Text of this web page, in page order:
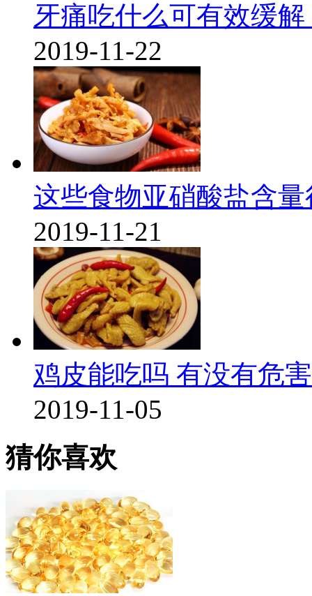
牙痛吃什么可有效缓
2019-11-22
这些食物亚硝酸盐含
2019-11-21
鸡皮能吃吗 有没有危害
2019-11-05
猜你喜欢